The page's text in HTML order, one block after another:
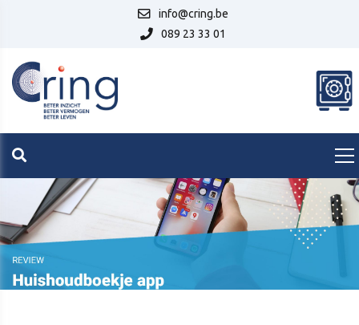
info@cring.be
089 23 33 01